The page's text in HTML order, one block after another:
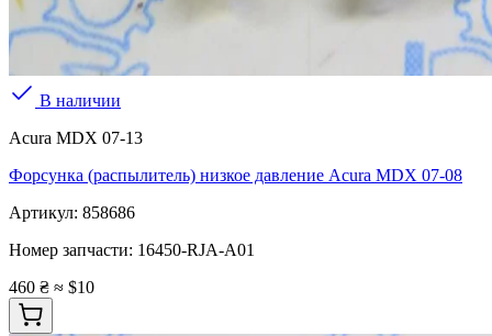
В наличии
Acura MDX 07-13
Форсунка (распылитель) низкое давление Acura MDX 07-08
Артикул: 858686
Номер запчасти: 16450-RJA-A01
460 ₴ ≈ $10